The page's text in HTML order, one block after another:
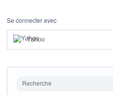
Se connecter avec
Yahoo
Recherche